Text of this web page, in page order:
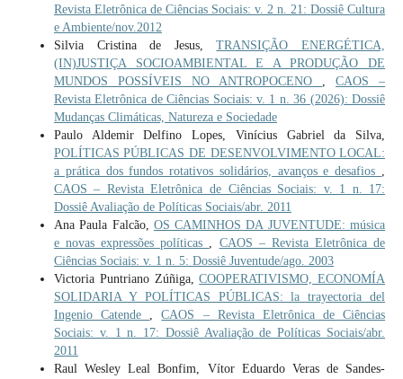
Revista Eletrônica de Ciências Sociais: v. 2 n. 21: Dossiê Cultura
e Ambiente/nov.2012
Silvia Cristina de Jesus,TRANSIÇÃO ENERGÉTICA,
(IN)JUSTIÇA SOCIOAMBIENTAL E A PRODUÇÃO DE
MUNDOS POSSÍVEIS NO ANTROPOCENO ,CAOS –
Revista Eletrônica de Ciências Sociais: v. 1 n. 36 (2026): Dossiê
Mudanças Climáticas, Natureza e Sociedade
Paulo Aldemir Delfino Lopes, Vinícius Gabriel da Silva,
POLÍTICAS PÚBLICAS DE DESENVOLVIMENTO LOCAL:
a prática dos fundos rotativos solidários, avanços e desafios ,
CAOS – Revista Eletrônica de Ciências Sociais: v. 1 n. 17:
Dossiê Avaliação de Políticas Sociais/abr. 2011
Ana Paula Falcão, OS CAMINHOS DA JUVENTUDE: música
e novas expressões políticas , CAOS – Revista Eletrônica de
Ciências Sociais: v. 1 n. 5: Dossiê Juventude/ago. 2003
Victoria Puntriano Zúñiga,COOPERATIVISMO, ECONOMÍA
SOLIDARIA Y POLÍTICAS PÚBLICAS: la trayectoria del
Ingenio Catende ,CAOS – Revista Eletrônica de Ciências
Sociais: v. 1 n. 17: Dossiê Avaliação de Políticas Sociais/abr.
2011
Raul Wesley Leal Bonfim, Vítor Eduardo Veras de Sandes-